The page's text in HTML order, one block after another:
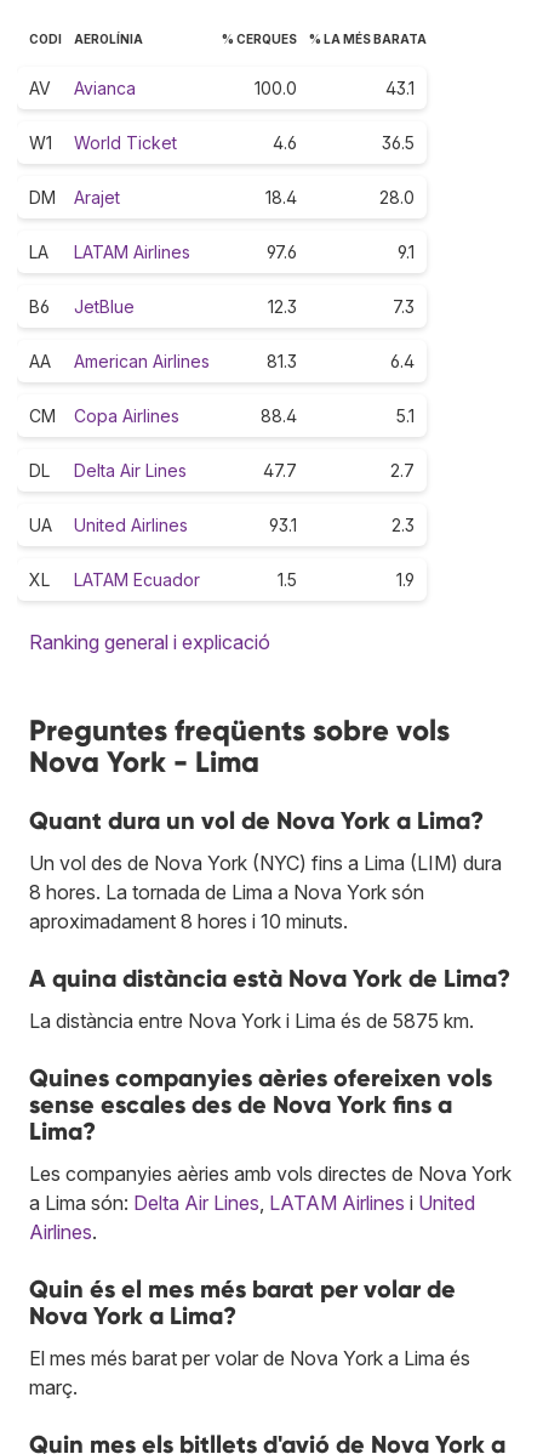
CODI AEROLÍNIA % CERQUES % LA MÉS BARATA
AV Avianca 100.0 43.1
W1 World Ticket 4.6 36.5
DM Arajet 18.4 28.0
LA LATAM Airlines 97.6 9.1
B6 JetBlue 12.3 7.3
AA American Airlines 81.3 6.4
CM Copa Airlines 88.4 5.1
DL Delta Air Lines 47.7 2.7
UA United Airlines 93.1 2.3
XL LATAM Ecuador 1.5 1.9
Ranking general i explicació
Preguntes freqüents sobre vols
Nova York - Lima
Quant dura un vol de Nova York a Lima?
Un vol des de Nova York (NYC) fins a Lima (LIM) dura
8 hores. La tornada de Lima a Nova York són
aproximadament 8 hores i 10 minuts.
A quina distància està Nova York de Lima?
La distància entre Nova York i Lima és de 5875 km.
Quines companyies aèries ofereixen vols
sense escales des de Nova York fins a
Lima?
Les companyies aèries amb vols directes de Nova York
a Lima són: Delta Air Lines LATAM Airlines i United
Airlines.
Quin és el mes més barat per volar de
Nova York a Lima?
El mes més barat per volar de Nova York a Lima és
març.
Quin mes els bitllets d'avió de Nova York a